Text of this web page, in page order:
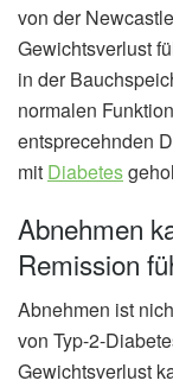
von der
Gewichtsverlust
in der
normalen
entsprecehnden
mit Diabetes
Abnehmen
Remission
Abnehmen ist
von Typ-2-
Gewichtsverlust